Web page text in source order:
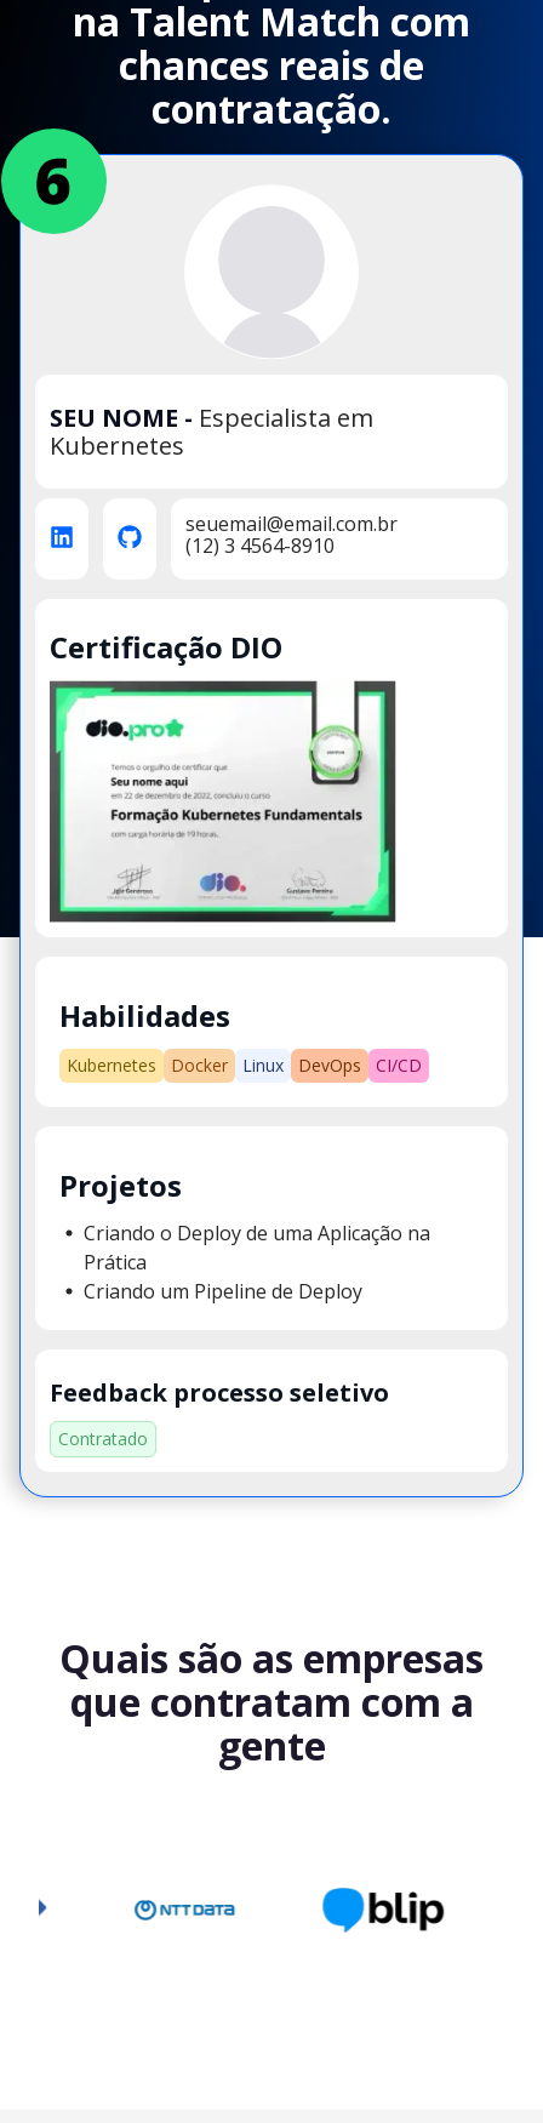
na Talent Match com
chances reais de
contratação.
SEU NOME - Especialista em
Kubernetes
seuemail@email.com.br
(12) 3 4564-8910
Certificação DIO
Habilidades
Kubernetes Docker Linux DevOps CI/CD
Projetos
Criando o Deploy de uma Aplicação na
Prática
Criando um Pipeline de Deploy
Feedback processo seletivo
Contratado
Quais são as empresas
que contratam com a
gente